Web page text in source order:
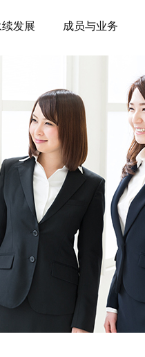
续发展 成员与业务